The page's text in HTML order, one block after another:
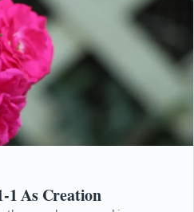
1 As Creation